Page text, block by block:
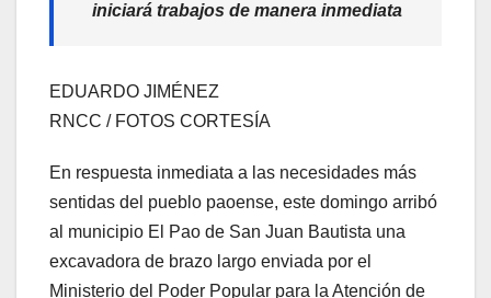
iniciará trabajos de manera inmediata
EDUARDO JIMÉNEZ
RNCC / FOTOS CORTESÍA
En respuesta inmediata a las necesidades más
sentidas del pueblo paoense, este domingo arribó
al municipio El Pao de San Juan Bautista una
excavadora de brazo largo enviada por el
Ministerio del Poder Popular para la Atención de